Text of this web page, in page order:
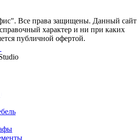
Все права защищены. Данный сайт
характер и ни при каких
публичной офертой.